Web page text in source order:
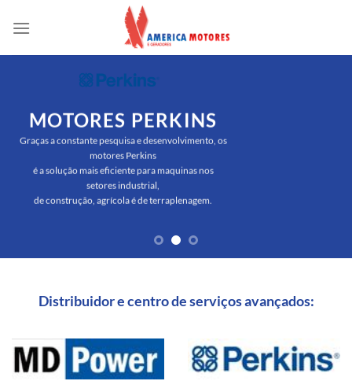
MOTORES PERKINS
Graças a constante pesquisa e desenvolvimento, os
motores Perkins
é a solução mais eficiente para maquinas nos
setores industrial,
de construção, agrícola é de terraplenagem.
Distribuidor e centro de serviços avançados: